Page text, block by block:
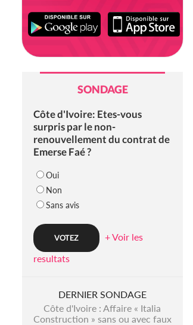
SONDAGE
Côte d'Ivoire: Etes-vous
surpris par le non-
renouvellement du contrat de
Emerse Faé ?
Oui
Non
Sans avis
+ Voir les
resultats
DERNIER SONDAGE
Côte d'Ivoire : Affaire « Italia
Construction » sans ou avec faux